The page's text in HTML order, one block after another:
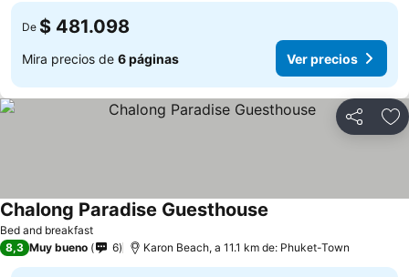
De $ 481.098
Mira precios de 6 páginas Ver precios
Compartir
Bed and breakfast
Chalong Paradise Guesthouse
8,3 Muy bueno 6 Karon Beach, a 11.1 km de: Phuket-Town